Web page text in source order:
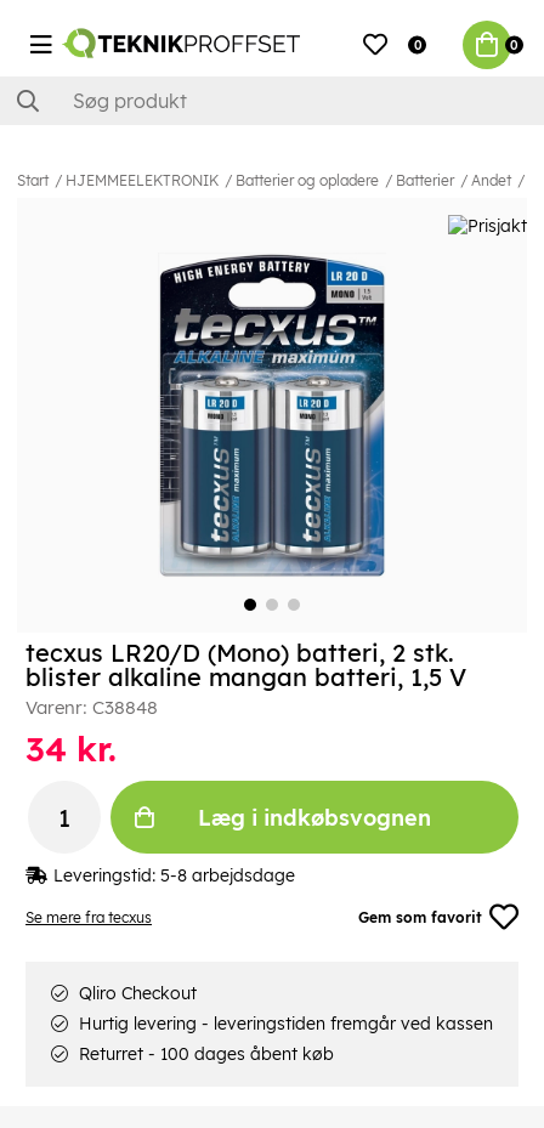
0 0
Start HJEMMEELEKTRONIK Batterier og opladere Batterier Andet
Se mere fra tecxus Gem som favorit
tecxus LR20/D (Mono) batteri, 2 stk.
blister alkaline mangan batteri, 1,5 V
Varenr: C38848
34 kr.
Læg i indkøbsvognen
Leveringstid: 5-8 arbejdsdage
Qliro Checkout
Hurtig levering - leveringstiden fremgår ved kassen
Returret - 100 dages åbent køb